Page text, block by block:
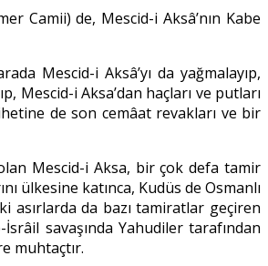
Camii) de, Mescid-i Aksâ’nın Kabe
Mescid-i Aksâ’yı da yağmalayıp,
Mescid-i Aksa’dan haçları ve putları
de son cemâat revakları ve bir
Mescid-i Aksa, bir çok defa tamir
ülkesine katınca, Kudüs de Osmanlı
asırlarda da bazı tamiratlar geçiren
savaşında Yahudiler tarafından
muhtaçtır.